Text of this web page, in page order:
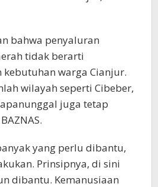
bahwa penyaluran
tidak berarti
kebutuhan warga Cianjur.
wilayah seperti Cibeber,
juga tetap
yang perlu dibantu,
Prinsipnya, di sini
dibantu. Kemanusiaan